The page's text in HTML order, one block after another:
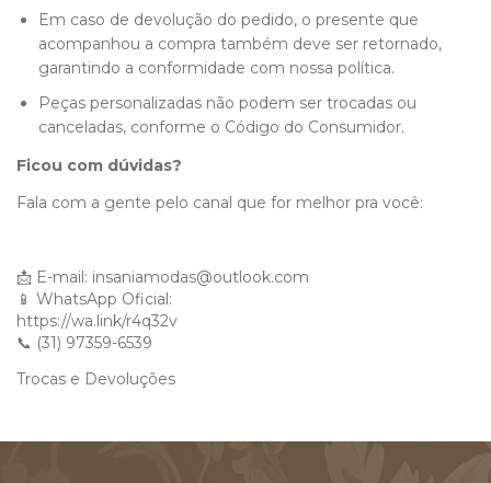
Em caso de devolução do pedido, o presente que
acompanhou a compra também deve ser retornado,
garantindo a conformidade com nossa política.
Peças personalizadas não podem ser trocadas ou
canceladas, conforme o Código do Consumidor.
Ficou com dúvidas?
Fala com a gente pelo canal que for melhor pra você:
📩 E-mail: insaniamodas@outlook.com
📱 WhatsApp Oficial:
https://wa.link/r4q32v
📞 (31) 97359-6539
Trocas e Devoluções